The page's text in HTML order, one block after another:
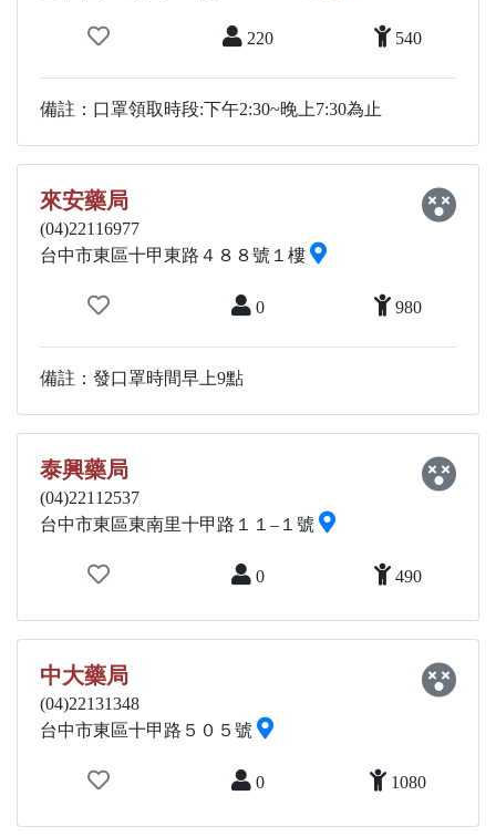
220 540
備註：口罩領取時段:下午2:30~晚上7:30為止
來安藥局
(04)22116977
台中市東區十甲東路４８８號１樓
0 980
備註：發口罩時間早上9點
泰興藥局
(04)22112537
台中市東區東南里十甲路１１–１號
0 490
中大藥局
(04)22131348
台中市東區十甲路５０５號
0 1080